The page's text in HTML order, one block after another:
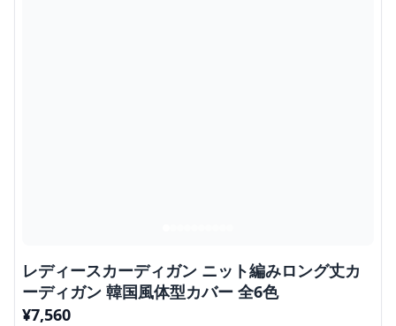
レディースカーディガン ニット編みロング丈カ
ーディガン 韓国風体型カバー 全6色
¥7,560